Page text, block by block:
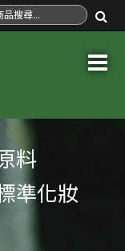
料
準化妝